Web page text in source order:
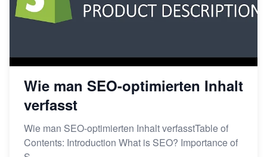
Wie man SEO-optimierten Inhalt
verfasst
Wie man SEO-optimierten Inhalt verfasstTable of
Contents: Introduction What is SEO? Importance of